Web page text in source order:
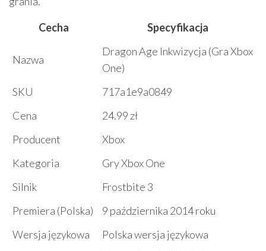
Cecha
Specyfikacja
Nazwa
Dragon Age Inkwizycja (Gra Xbox
One)
SKU
717a1e9a0849
Cena
24.99 zł
Producent
Xbox
Kategoria
Gry Xbox One
Silnik
Frostbite 3
Premiera (Polska)
9 października 2014 roku
Wersja językowa
Polska wersja językowa